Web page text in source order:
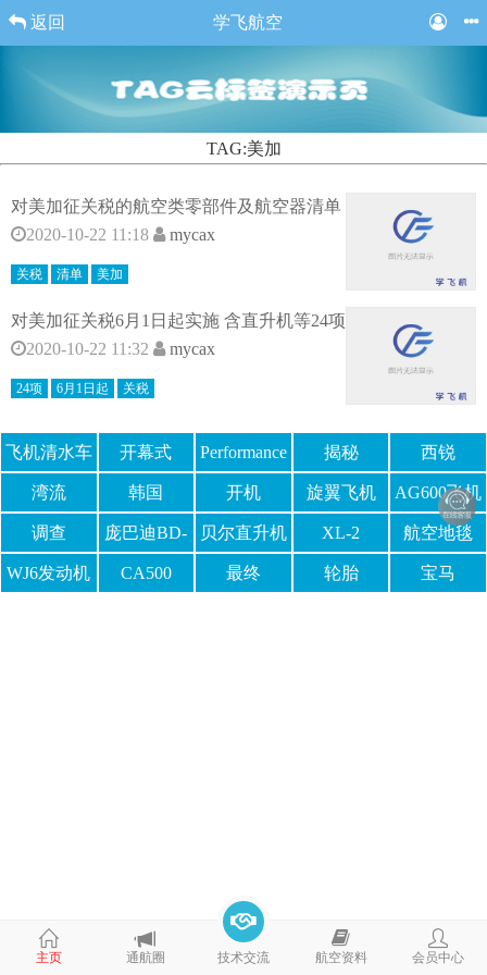
返回 学飞航空
TAG:美加
对美加征关税的航空类零部件及航空器清单
2020-10-22 11:18
mycax
关税 清单 美加
对美加征关税6月1日起实施 含直升机等24项
2020-10-22 11:32
mycax
24项 6月1日起 关税
飞机清水车 开幕式 Performance 揭秘 西锐
湾流 韩国 开机 旋翼飞机 AG600飞机
调查 庞巴迪BD-
700
贝尔直升机
525
XL-2 航空地毯
WJ6发动机 CA500 最终 轮胎 宝马
主页 通航圈 技术交流 航空资料 会员中心